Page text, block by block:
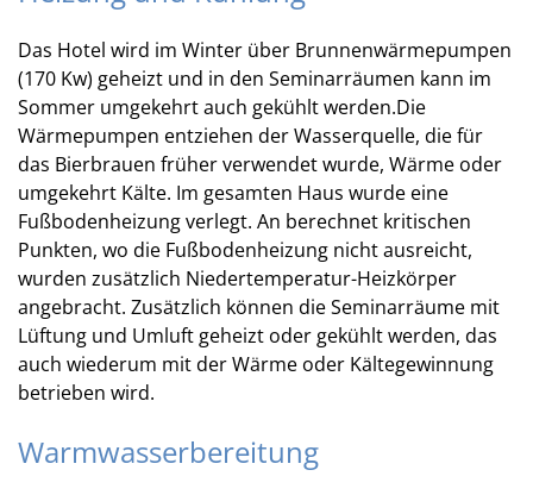
Das Hotel wird im Winter über Brunnenwärmepumpen
(170 Kw) geheizt und in den Seminarräumen kann im
Sommer umgekehrt auch gekühlt werden.Die
Wärmepumpen entziehen der Wasserquelle, die für
das Bierbrauen früher verwendet wurde, Wärme oder
umgekehrt Kälte. Im gesamten Haus wurde eine
Fußbodenheizung verlegt. An berechnet kritischen
Punkten, wo die Fußbodenheizung nicht ausreicht,
wurden zusätzlich Niedertemperatur-Heizkörper
angebracht. Zusätzlich können die Seminarräume mit
Lüftung und Umluft geheizt oder gekühlt werden, das
auch wiederum mit der Wärme oder Kältegewinnung
betrieben wird.
Warmwasserbereitung